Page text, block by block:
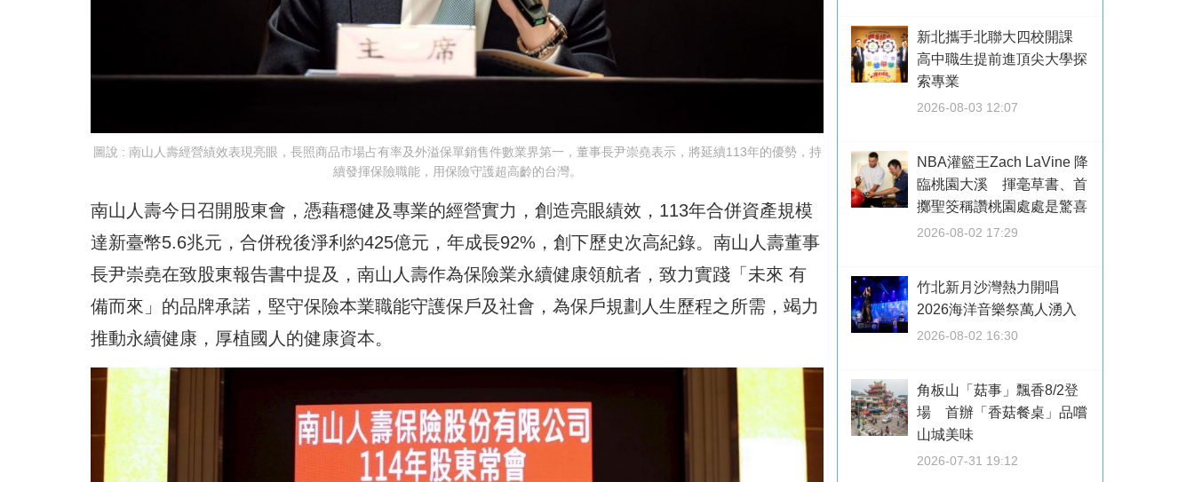
圖說 : 南山人壽經營績效表現亮眼，長照商品市場占有率及外溢保單銷售件數業界第一，董事長尹崇堯表示，將延續113年的優勢，持
續發揮保險職能，用保險守護超高齡的台灣。
南山人壽今日召開股東會，憑藉穩健及專業的經營實力，創造亮眼績效，113年合併資產規模
達新臺幣5.6兆元，合併稅後淨利約425億元，年成長92%，創下歷史次高紀錄。南山人壽董事
長尹崇堯在致股東報告書中提及，南山人壽作為保險業永續健康領航者，致力實踐「未來 有
備而來」的品牌承諾，堅守保險本業職能守護保戶及社會，為保戶規劃人生歷程之所需，竭力
推動永續健康，厚植國人的健康資本。
新北攜手北聯大四校開課
高中職生提前進頂尖大學探
索專業
2026-08-03 12:07
NBA灌籃王Zach LaVine 降
臨桃園大溪 揮毫草書、首
擲聖筊稱讚桃園處處是驚喜
2026-08-02 17:29
竹北新月沙灣熱力開唱
2026海洋音樂祭萬人湧入
2026-08-02 16:30
角板山「菇事」飄香8/2登
場 首辦「香菇餐桌」品嚐
山城美味
2026-07-31 19:12